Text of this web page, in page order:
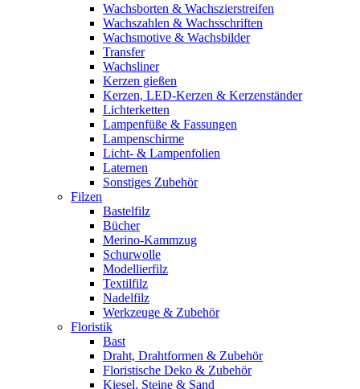
Wachsborten & Wachszierstreifen
Wachszahlen & Wachsschriften
Wachsmotive & Wachsbilder
Transfer
Wachsliner
Kerzen gießen
Kerzen, LED-Kerzen & Kerzenständer
Lichterketten
Lampenfüße & Fassungen
Lampenschirme
Licht- & Lampenfolien
Laternen
Sonstiges Zubehör
Filzen
Bastelfilz
Bücher
Merino-Kammzug
Schurwolle
Modellierfilz
Textilfilz
Nadelfilz
Werkzeuge & Zubehör
Floristik
Bast
Draht, Drahtformen & Zubehör
Floristische Deko & Zubehör
Kiesel, Steine & Sand